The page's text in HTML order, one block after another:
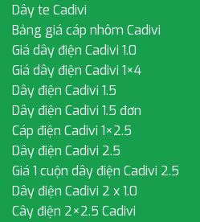
Dây te Cadivi
Bảng giá cáp nhôm Cadivi
Giá dây điện Cadivi 1.0
Giá dây điện Cadivi 1×4
Dây điện Cadivi 1.5
Dây điện Cadivi 1.5 đơn
Cáp điện Cadivi 1×2.5
Dây điện Cadivi 2.5
Giá 1 cuộn dây điện Cadivi 2.5
Dây điện Cadivi 2 x 1.0
Cây điện 2×2.5 Cadivi